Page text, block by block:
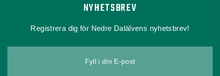
NYHETSBREV
Registrera dig för Nedre Dalälvens nyhetsbrev!
Fyll i din E-post